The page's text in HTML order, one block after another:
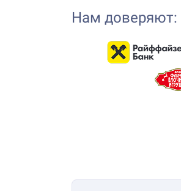
Нам доверяют: